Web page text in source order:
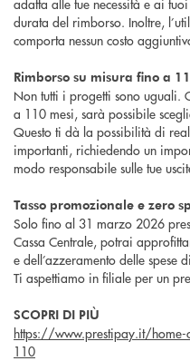
durata del rimborso. Inoltre,
comporta nessun costo
Rimborso su misura fino a
Non tutti i progetti sono uguali.
a 110 mesi, sarà possibile
Questo ti dà la possibilità di
importanti, richiedendo un
modo responsabile sulle tue
Tasso promozionale e zero
Solo fino al 31 marzo 2026
Cassa Centrale, potrai
e dell’azzeramento delle spese
Ti aspettiamo in filiale per un
SCOPRI DI PIÙ
https://www.prestipay.it/
110